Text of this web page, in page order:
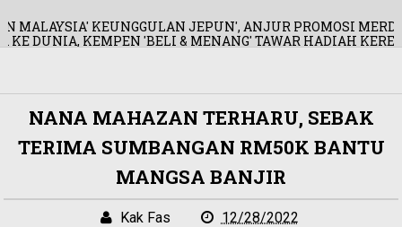
JEPUN', ANJUR PROMOSI MERDEKA!
'BELI & MENANG' TAWAR HADIAH KERETA!
NANA MAHAZAN TERHARU, SEBAK
TERIMA SUMBANGAN RM50K BANTU
MANGSA BANJIR
Kak Fas 12/28/2022